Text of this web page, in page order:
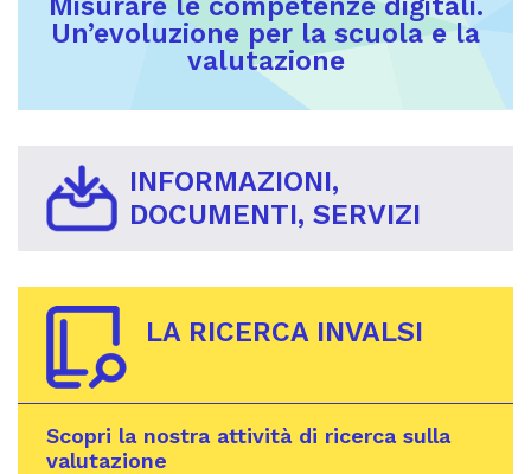
Misurare le competenze digitali.
Un’evoluzione per la scuola e la
valutazione
INFORMAZIONI,
DOCUMENTI, SERVIZI
LA RICERCA INVALSI
Scopri la nostra attività di ricerca sulla
valutazione